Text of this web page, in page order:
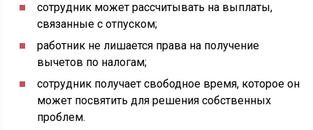
сотрудник может рассчитывать на выплаты,
связанные с отпуском;
работник не лишается права на получение
вычетов по налогам;
сотрудник получает свободное время, которое он
может посвятить для решения собственных
проблем.